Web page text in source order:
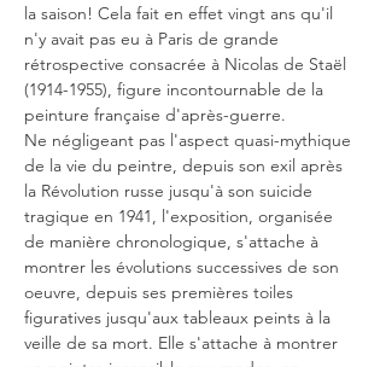
la saison! Cela fait en effet vingt ans qu'il
n'y avait pas eu à Paris de grande
rétrospective consacrée à Nicolas de Staël
(1914-1955), figure incontournable de la
peinture française d'après-guerre.
Ne négligeant pas l'aspect quasi-mythique
de la vie du peintre, depuis son exil après
la Révolution russe jusqu'à son suicide
tragique en 1941, l'exposition, organisée
de manière chronologique, s'attache à
montrer les évolutions successives de son
oeuvre, depuis ses premières toiles
figuratives jusqu'aux tableaux peints à la
veille de sa mort. Elle s'attache à montrer